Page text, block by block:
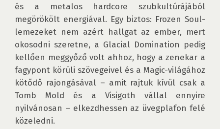
és a metalos hardcore szubkultúrájából
megörökölt energiával. Egy biztos: Frozen Soul-
lemezeket nem azért hallgat az ember, mert
okosodni szeretne, a Glacial Domination pedig
kellően meggyőző volt ahhoz, hogy a zenekar a
fagypont körüli szövegeivel és a Magic-világához
kötődő rajongásával – amit rajtuk kívül csak a
Tomb Mold és a Visigoth vállal ennyire
nyilvánosan – elkezdhessen az üvegplafon felé
közeledni.